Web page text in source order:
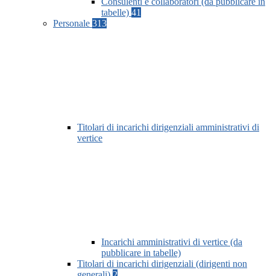
tabelle) 41
Personale 313
Titolari di incarichi dirigenziali amministrativi di
vertice
Incarichi amministrativi di vertice (da
pubblicare in tabelle)
Titolari di incarichi dirigenziali (dirigenti non